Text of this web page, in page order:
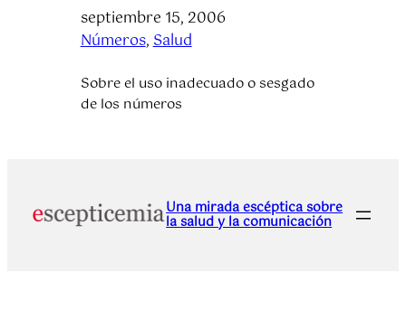
septiembre 15, 2006
Números, Salud
Sobre el uso inadecuado o sesgado
de los números
Una mirada escéptica sobre
la salud y la comunicación